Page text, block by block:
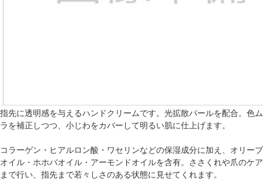
指先に透明感を与えるハンドクリームです。光拡散パールを配合。色ム
ラを補正しつつ、小じわをカバーして明るい肌に仕上げます。
コラーゲン・ヒアルロン酸・ワセリンなどの保湿成分に加え、オリーブ
オイル・ホホバオイル・アーモンドオイルを含有。ささくれや爪のケア
まで行い、指先まで若々しさのある状態に見せてくれます。